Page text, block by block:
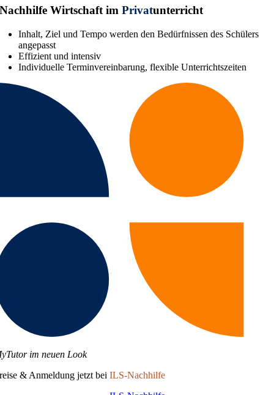
Nachhilfe Wirtschaft imPrivatunterricht
Inhalt, Ziel und Tempo werden den Bedürfnissen des Schülers
angepasst
Effizient und intensiv
Individuelle Terminvereinbarung, flexible Unterrichtszeiten
im neuen Look
& Anmeldung jetzt beiILS-Nachhilfe